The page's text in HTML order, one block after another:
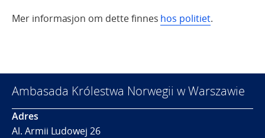
Mer informasjon om dette finnes hos politiet.
Ambasada Królestwa Norwegii w Warszawie
Adres
Al. Armii Ludowej 26